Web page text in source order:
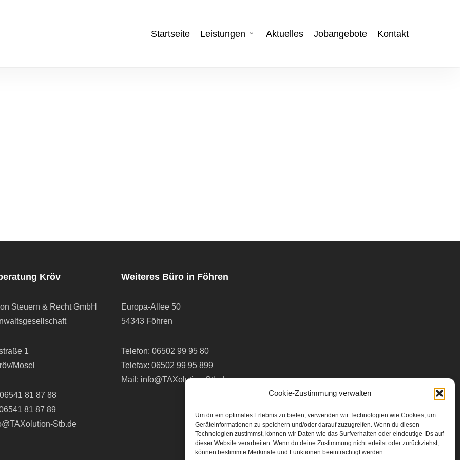
Cookie-Zustimmung verwalten
Um dir ein optimales Erlebnis zu bieten, verwenden wir Technologien wie Cookies, um
Geräteinformationen zu speichern und/oder darauf zuzugreifen. Wenn du diesen
Technologien zustimmst, können wir Daten wie das Surfverhalten oder eindeutige IDs auf
dieser Website verarbeiten. Wenn du deine Zustimmung nicht erteilst oder zurückziehst,
können bestimmte Merkmale und Funktionen beeinträchtigt werden.
Startseite Leistungen Aktuelles Jobangebote Kontakt
Kröv
Steuern & Recht GmbH
1
Mosel
06541 81 87 88
81 87 89
Stb.de
Weiteres Büro in Föhren
Europa-Allee 50
54343 Föhren
Telefon: 06502 99 95 80
Telefax: 06502 99 95 899
Mail: info@TAXolution-Stb.de